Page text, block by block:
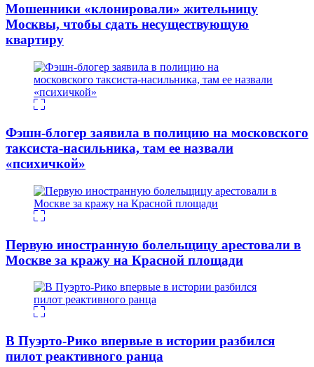
Мошенники «клонировали» жительницу
Москвы, чтобы сдать несуществующую
квартиру
Фэшн-блогер заявила в полицию на московского
таксиста-насильника, там ее назвали
«психичкой»
Первую иностранную болельщицу арестовали в
Москве за кражу на Красной площади
В Пуэрто-Рико впервые в истории разбился
пилот реактивного ранца